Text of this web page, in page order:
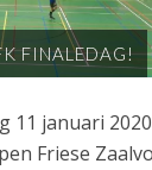
FINALEDAG!
11 januari
Friese